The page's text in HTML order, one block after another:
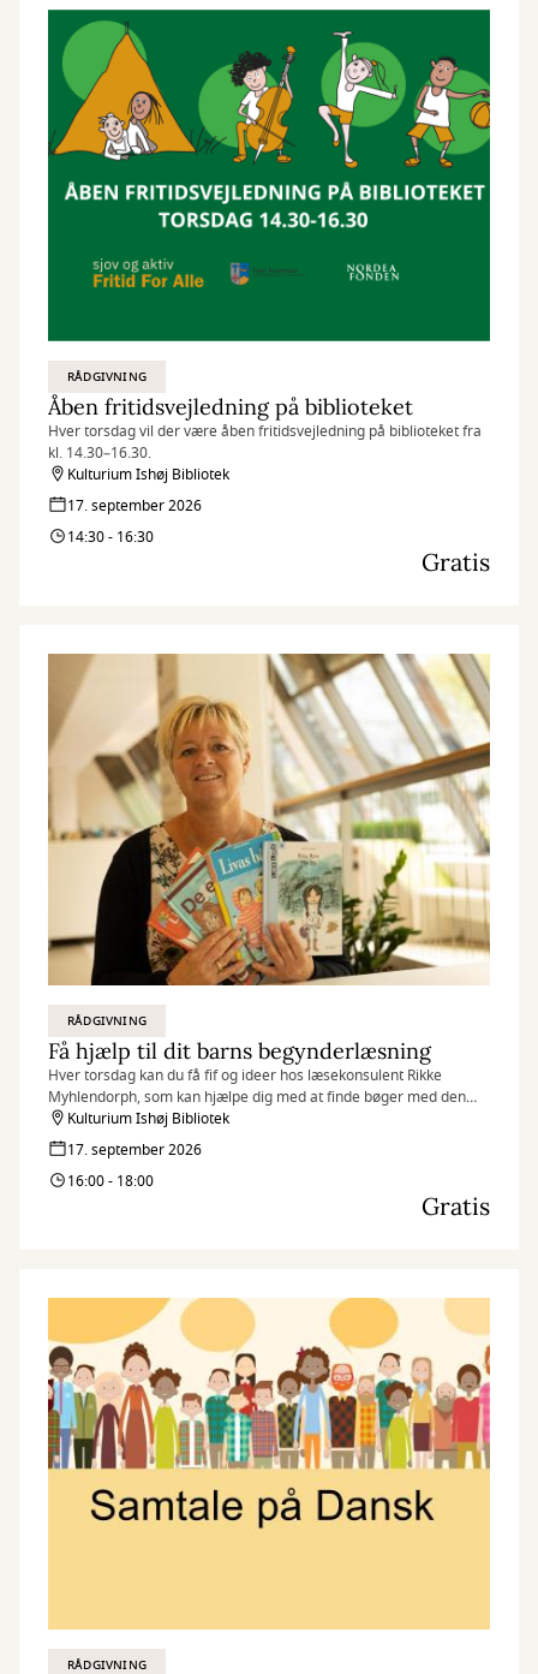
RÅDGIVNING
Åben fritidsvejledning på biblioteket
Hver torsdag vil der være åben fritidsvejledning på biblioteket fra
kl. 14.30–16.30.
Kulturium Ishøj Bibliotek
17. september 2026
14:30 - 16:30
Gratis
RÅDGIVNING
Få hjælp til dit barns begynderlæsning
Hver torsdag kan du få fif og ideer hos læsekonsulent Rikke
Myhlendorph, som kan hjælpe dig med at finde bøger med den
helt rigtige sværhedsgrad til dit barn.
Kulturium Ishøj Bibliotek
17. september 2026
16:00 - 18:00
Gratis
RÅDGIVNING